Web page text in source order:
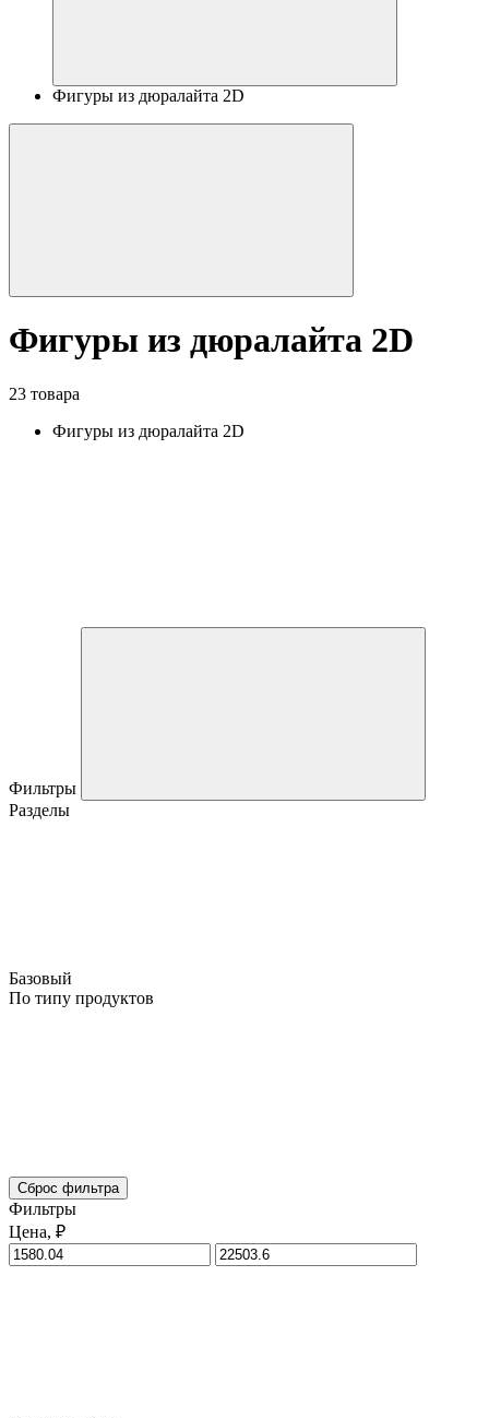
Фигуры из дюралайта 2D
Фигуры из дюралайта 2D
23 товара
Фигуры из дюралайта 2D
Фильтры
Разделы
Базовый
По типу продуктов
Сброс фильтра
Фильтры
Цена, ₽